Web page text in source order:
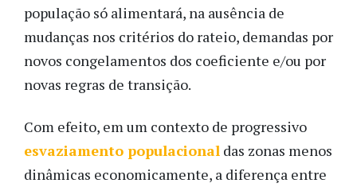
população só alimentará, na ausência de
mudanças nos critérios do rateio, demandas por
novos congelamentos dos coeficiente e/ou por
novas regras de transição.
Com efeito, em um contexto de progressivo
esvaziamento populacional das zonas menos
dinâmicas economicamente, a diferença entre